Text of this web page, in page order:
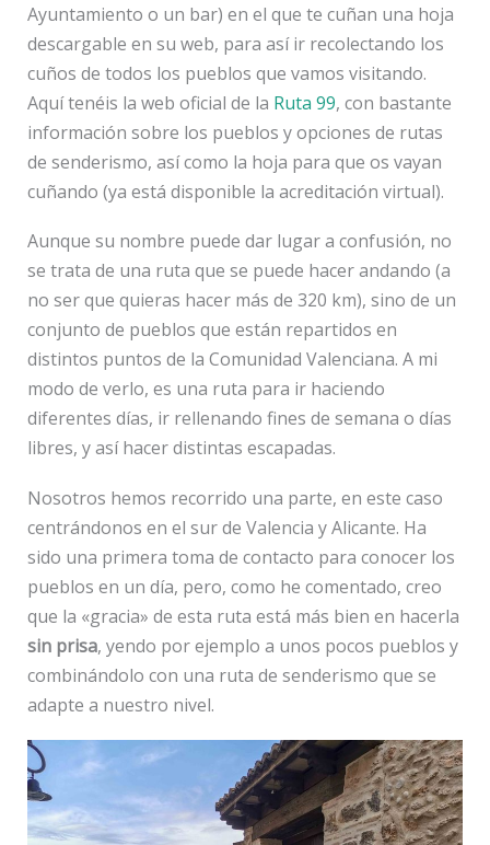
Ayuntamiento o un bar) en el que te cuñan una hoja
descargable en su web, para así ir recolectando los
cuños de todos los pueblos que vamos visitando.
Aquí tenéis la web oficial de la Ruta 99, con bastante
información sobre los pueblos y opciones de rutas
de senderismo, así como la hoja para que os vayan
cuñando (ya está disponible la acreditación virtual).
Aunque su nombre puede dar lugar a confusión, no
se trata de una ruta que se puede hacer andando (a
no ser que quieras hacer más de 320 km), sino de un
conjunto de pueblos que están repartidos en
distintos puntos de la Comunidad Valenciana. A mi
modo de verlo, es una ruta para ir haciendo
diferentes días, ir rellenando fines de semana o días
libres, y así hacer distintas escapadas.
Nosotros hemos recorrido una parte, en este caso
centrándonos en el sur de Valencia y Alicante. Ha
sido una primera toma de contacto para conocer los
pueblos en un día, pero, como he comentado, creo
que la «gracia» de esta ruta está más bien en hacerla
sin prisa, yendo por ejemplo a unos pocos pueblos y
combinándolo con una ruta de senderismo que se
adapte a nuestro nivel.